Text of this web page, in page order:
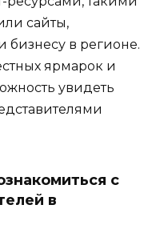
сайты,
бизнесу в регионе.
ярмарок и
увидеть
с
в